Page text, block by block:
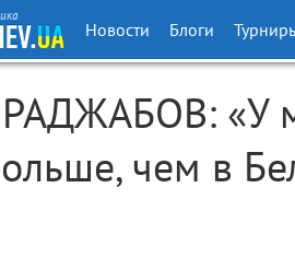
Новости Блоги
«У
чем в